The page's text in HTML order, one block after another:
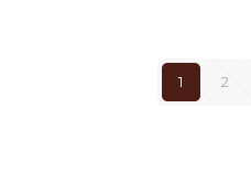
1 2